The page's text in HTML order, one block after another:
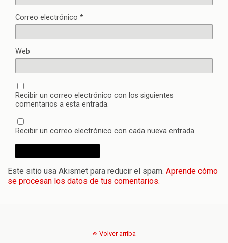
Correo electrónico *
Web
Recibir un correo electrónico con los siguientes
comentarios a esta entrada.
Recibir un correo electrónico con cada nueva entrada.
Este sitio usa Akismet para reducir el spam. Aprende cómo
se procesan los datos de tus comentarios.
Volver arriba